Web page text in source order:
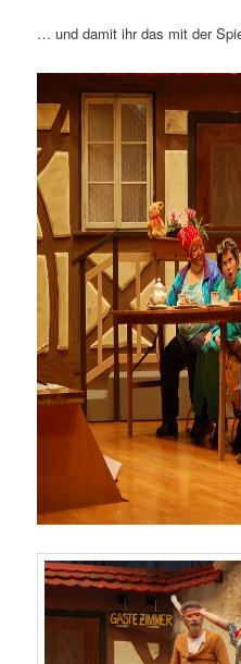
… und damit ihr das mit der